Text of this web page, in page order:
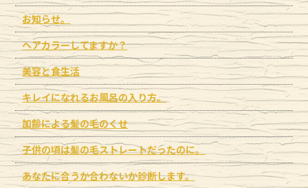
お知らせ。
ヘアカラーしてますか？
美容と食生活
キレイになれるお風呂の入り方。
加齢による髪の毛のくせ
子供の頃は髪の毛ストレートだったのに。
あなたに合うか合わないか診断します。